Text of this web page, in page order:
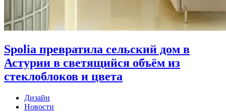
Spolia превратила сельский дом в
Астурии в светящийся объём из
стеклоблоков и цвета
Дизайн
Новости